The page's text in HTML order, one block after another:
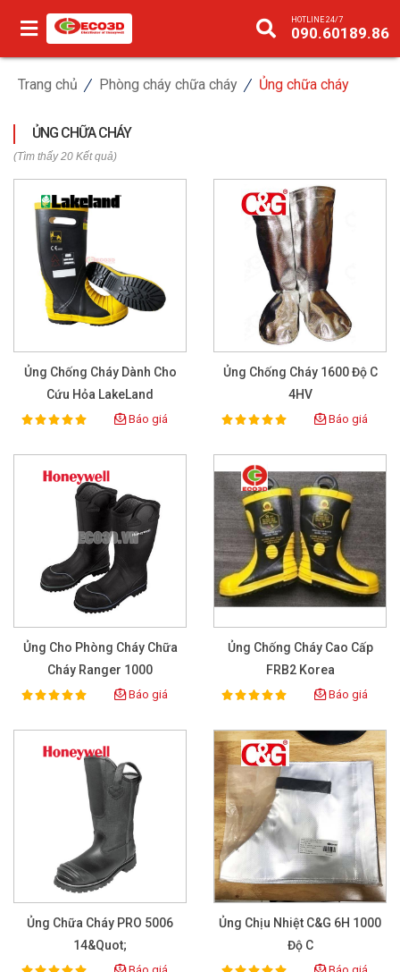
HOTLINE 24/7
090.60189.86
Trang chủ Phòng cháy chữa cháy Ủng chữa cháy
ỦNG CHỮA CHÁY
(Tìm thấy 20 Kết quả)
Ủng Chống Cháy Dành Cho
Cứu Hỏa LakeLand
Rating:
100% Báo giá
Ủng Chống Cháy 1600 Độ C
4HV
Rating:
100% Báo giá
Ủng Cho Phòng Cháy Chữa
Cháy Ranger 1000
Rating:
100% Báo giá
Ủng Chống Cháy Cao Cấp
FRB2 Korea
Rating:
100% Báo giá
Ủng Chữa Cháy PRO 5006
14&quot;
Ủng Chịu Nhiệt C&G 6H 1000
Độ C